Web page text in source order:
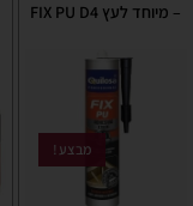
– מיוחד לעץ FIX PU D4
מבצע!